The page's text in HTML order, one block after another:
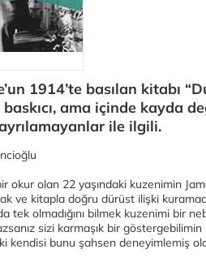
1914’te basılan kitabı
baskıcı, ama içinde kayda
ile ilgili.
okur olan 22 yaşındaki kuzenimin
ve kitapla doğru dürüst ilişki
tek olmadığını bilmek kuzenimi bir
sizi karmaşık bir
kendisi bunu şahsen deneyimlemiş